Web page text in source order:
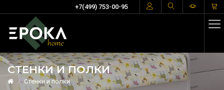
+7(499) 753-00-95
СТЕНКИ И ПОЛКИ
Стенки и полки